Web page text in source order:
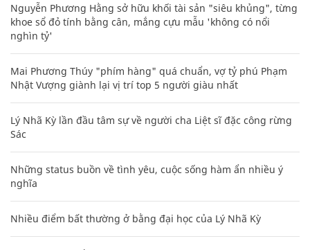
Nguyễn Phương Hằng sở hữu khối tài sản "siêu khủng", từng
khoe sổ đỏ tính bằng cân, mắng cựu mẫu 'không có nổi
nghìn tỷ'
Mai Phương Thúy "phím hàng" quá chuẩn, vợ tỷ phú Phạm
Nhật Vượng giành lại vị trí top 5 người giàu nhất
Lý Nhã Kỳ lần đầu tâm sự về người cha Liệt sĩ đặc công rừng
Sác
Những status buồn về tình yêu, cuộc sống hàm ẩn nhiều ý
nghĩa
Nhiều điểm bất thường ở bằng đại học của Lý Nhã Kỳ